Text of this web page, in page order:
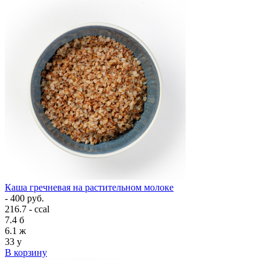
Каша гречневая на растительном молоке
- 400 руб.
216.7 - ccal
7.4 б
6.1 ж
33 у
В корзину